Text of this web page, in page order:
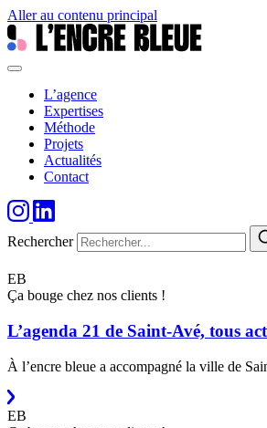
Aller au contenu principal
L’agence
Expertises
Méthode
Projets
Actualités
Contact
Rechercher
EB
Ça bouge chez nos clients !
L’agenda 21 de Saint-Avé, tous
À l’encre bleue a accompagné la ville de
EB